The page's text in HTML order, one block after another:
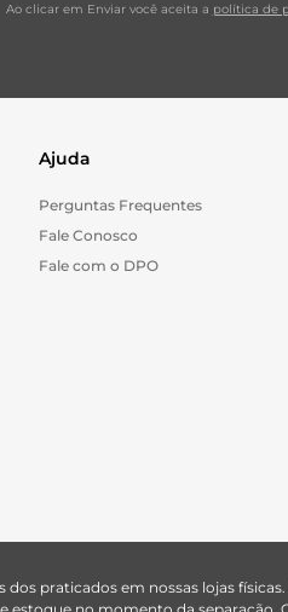
Ao clicar em Enviar você aceita a política de
Ajuda
Perguntas Frequentes
Fale Conosco
Fale com o DPO
praticados em nossas lojas